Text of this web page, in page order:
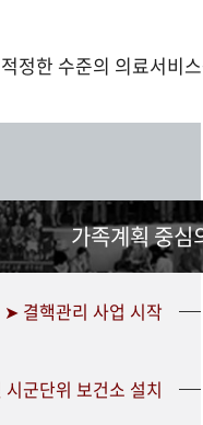
정한 수준의 의료서
가족계획 중심
➤ 결핵관리 사업 시작
군단위 보건소 설치